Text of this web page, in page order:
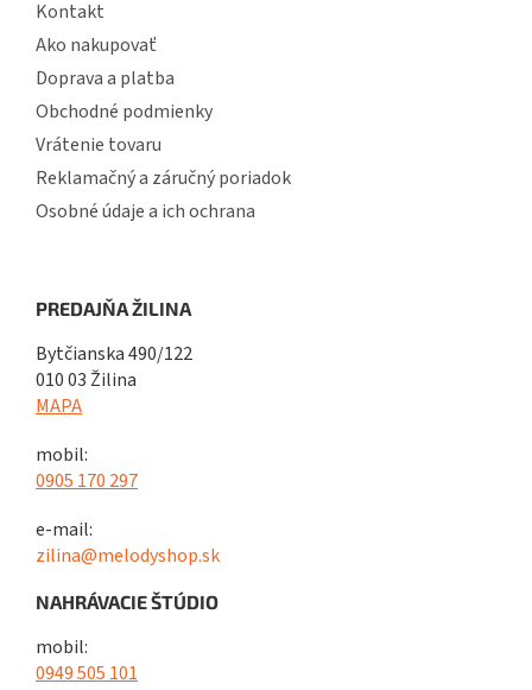
Kontakt
Ako nakupovať
Doprava a platba
Obchodné podmienky
Vrátenie tovaru
Reklamačný a záručný poriadok
Osobné údaje a ich ochrana
PREDAJŇA ŽILINA
Bytčianska 490/122
010 03 Žilina
MAPA
mobil:
0905 170 297
e-mail:
zilina@melodyshop.sk
NAHRÁVACIE ŠTÚDIO
mobil:
0949 505 101